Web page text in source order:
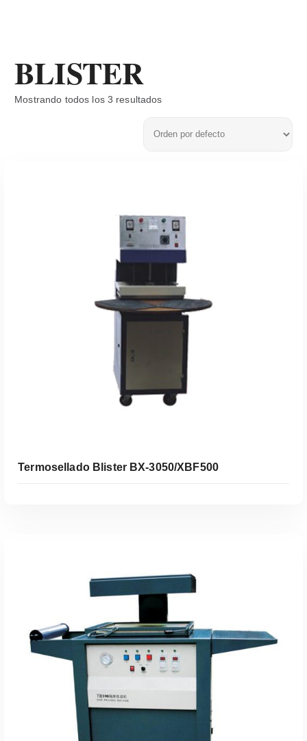
BLISTER
Mostrando todos los 3 resultados
Termosellado Blister BX-3050/XBF500